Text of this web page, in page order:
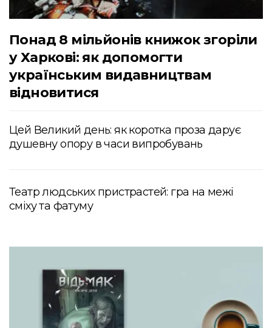
Понад 8 мільйонів книжок згоріли
у Харкові: як допомогти
українським видавництвам
відновитися
Цей Великий день: як коротка проза дарує
душевну опору в часи випробувань
Театр людських пристрастей: гра на межі
сміху та фатуму